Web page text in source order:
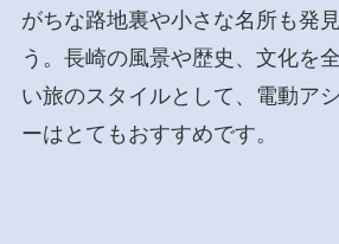
がちな路地裏や小さな名所も発
う。長崎の風景や歴史、文化を
い旅のスタイルとして、電動ア
ーはとてもおすすめです。